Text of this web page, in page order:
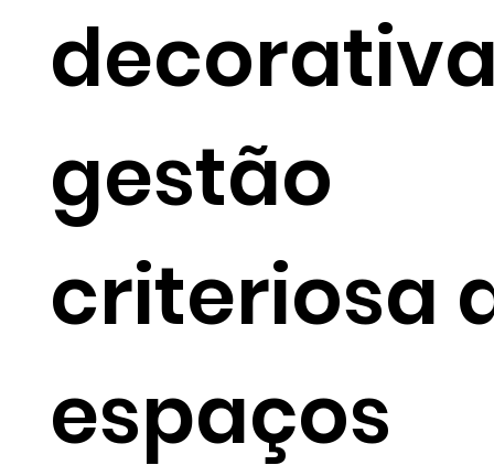
gestão
criteriosa
espaços